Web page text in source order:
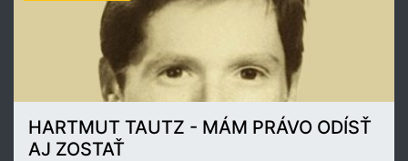
HARTMUT TAUTZ - MÁM PRÁVO ODÍSŤ
AJ ZOSTAŤ